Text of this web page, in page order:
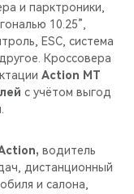
и парктроники,
10.25”,
ESС, система
Кроссовера
Action MT
с учётом выгод
водитель
дистанционный
и салона,